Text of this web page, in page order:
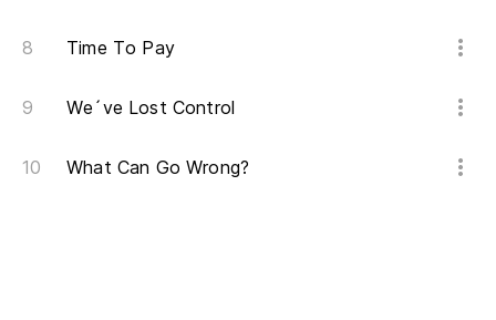
Time To Pay
We´ve Lost Control
What Can Go Wrong?